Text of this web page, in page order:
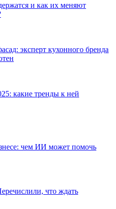
и как их меняют
эксперт кухонного бренда
какие тренды к ней
чем ИИ может помочь
что ждать